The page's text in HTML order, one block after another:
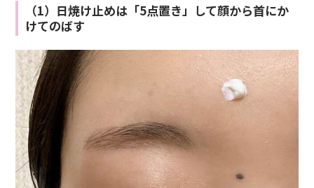
（1）日焼け止めは「5点置き」して顔から首にか
けてのばす